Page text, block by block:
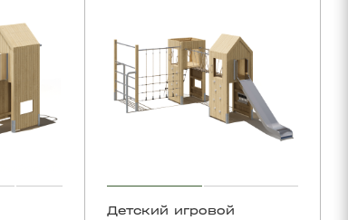
Детский игровой